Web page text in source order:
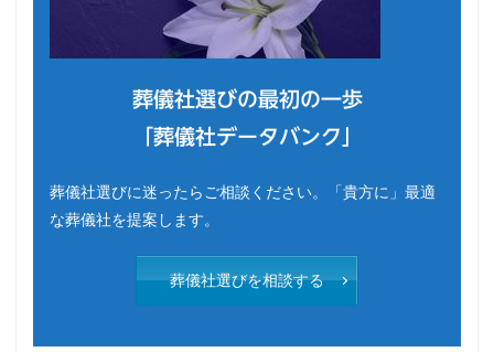
葬儀社選びの最初の一歩
「葬儀社データバンク」
葬儀社選びに迷ったらご相談ください。「貴方に」最適
な葬儀社を提案します。
葬儀社選びを相談する